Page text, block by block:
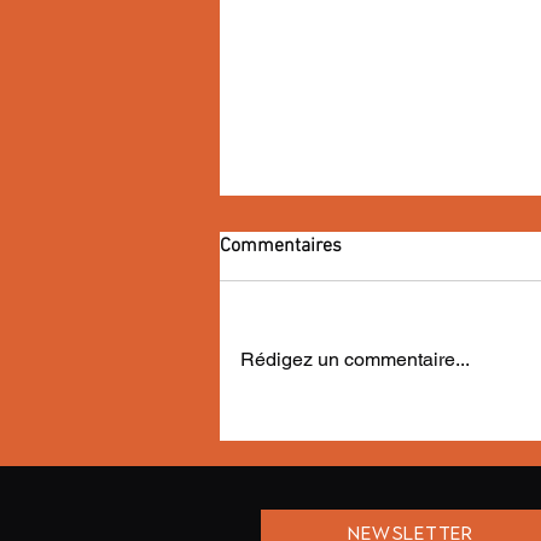
Des étudiants dans les pas de
McKay
Commentaires
Rédigez un commentaire...
NEWSLETTER